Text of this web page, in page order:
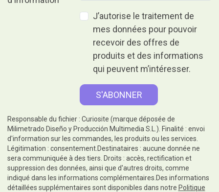
J’autorise le traitement de
mes données pour pouvoir
recevoir des offres de
produits et des informations
qui peuvent m’intéresser.
Responsable du fichier : Curiosite (marque déposée de
Milimetrado Diseño y Producción Multimedia S.L.). Finalité : envoi
d'information sur les commandes, les produits ou les services.
Légitimation : consentement.Destinataires : aucune donnée ne
sera communiquée à des tiers. Droits : accès, rectification et
suppression des données, ainsi que d'autres droits, comme
indiqué dans les informations complémentaires.Des informations
détaillées supplémentaires sont disponibles dans notre Politique